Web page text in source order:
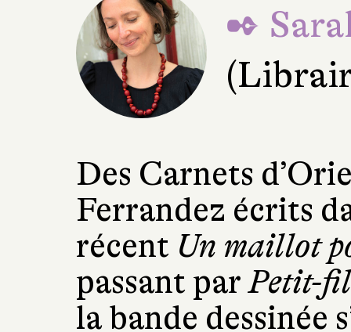
✒
Des Carnets
Ferrandez écrits
récent Un maillot
passant parPetit-
la bande dessinée